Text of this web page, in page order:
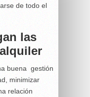
de todo el
las
buena gestión
minimizar
relación